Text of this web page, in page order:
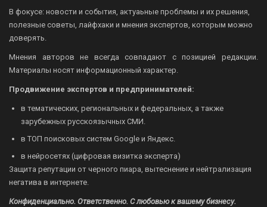
В фокусе: новости и события, актуаьные проблемы и их решения,
полезные советы, лайфхаки и мнения экспертов, которым можно
доверять.
Мнения авторов не всегда совпадают с позицией редакции.
Материалы носят информационный характер.
Продвижение экспертов и предпринимателей:
в тематических, региональных и федеральных, а также
зарубежных русскоязычных СМИ.
в ТОП поисковых систем Google и Яндекс.
в нейросетях (цифровая визитка эксперта)
Защита репутации от черного пиара, вытеснение и нейтрализация
негатива в интернете.
Конфиденциально. Ответственно. С любовью к вашему бизнесу.